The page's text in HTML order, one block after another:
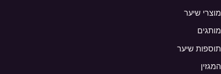
מוצרי שיער
מותגים
תוספות שיער
המגזין